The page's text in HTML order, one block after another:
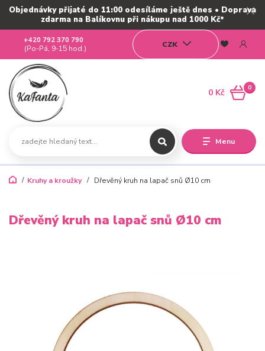
Objednávky přijaté do 11:00 odesíláme ještě dnes • Doprava
zdarma na Balíkovnu při nákupu nad 1000 Kč*
Menu
CZK
+420 792 370 790
(Po-Pá, 9-15 hod.)
0
0 Kč
Kruhy a kroužky Dřevěný kruh na lapač snů Ø10 cm
Dřevěný kruh na lapač snů Ø10 cm